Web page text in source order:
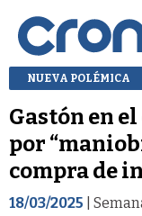
NUEVA POLÉMICA
Gastón en
por
compra de
18/03/2025 |